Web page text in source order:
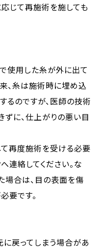
じて再施術を施しても
使用した糸が外に出て
、糸は施術時に埋め込
るのですが、医師の技術
ずに、仕上がりの悪い目
再度施術を受ける必要
連絡してください。な
場合は、目の表面を傷
要です。
に戻ってしまう場合があ